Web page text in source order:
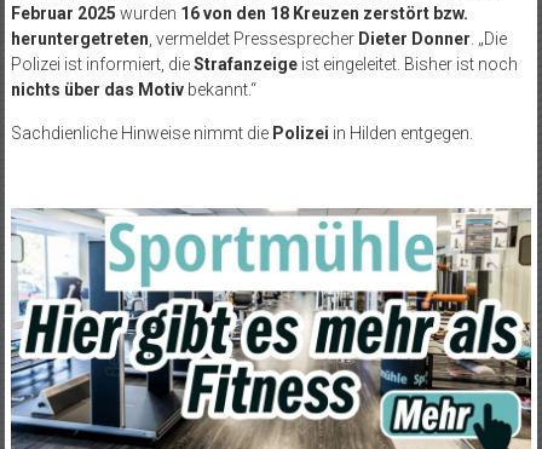
Februar 2025 wurden 16 von den 18 Kreuzen zerstört bzw.
heruntergetreten, vermeldet Pressesprecher Dieter Donner. „Die
Polizei ist informiert, dieStrafanzeigeist eingeleitet. Bisher ist noch
nichts über das Motivbekannt.“
Sachdienliche Hinweise nimmt die Polizei in Hilden entgegen.